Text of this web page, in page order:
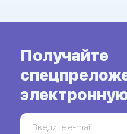
Получайте